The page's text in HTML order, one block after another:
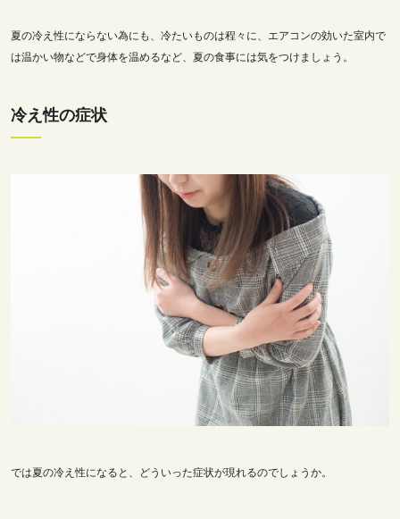
夏の冷え性にならない為にも、冷たいものは程々に、エアコンの効いた室内で
は温かい物などで身体を温めるなど、夏の食事には気をつけましょう。
冷え性の症状
では夏の冷え性になると、どういった症状が現れるのでしょうか。